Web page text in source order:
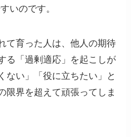
いのです。
て育った人は、他人の期待
る「過剰適応」を起こしが
ない」「役に立ちたい」と
限界を超えて頑張ってしま